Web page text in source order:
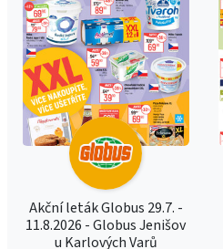
Akční leták Globus 29.7. -
11.8.2026 - Globus Jenišov
u Karlových Varů